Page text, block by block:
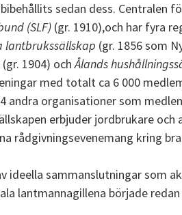
sedan dess. Centralen
(SLF) (gr. 1910),och har fyra
lantbrukssällskap (gr. 1856 som
(gr. 1904) ochÅlands
med totalt ca 6 000
andra organisationer som
erbjuder jordbrukare
rådgivningsevenemang kring
ideella sammanslutningar som
lantmannagillena började